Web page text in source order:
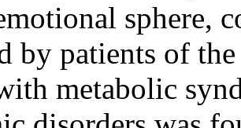
sphere,
by patients of
metabolic